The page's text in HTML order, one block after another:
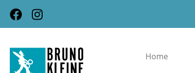
Hauptinhalt springen
Zur Suche springen
Zur Hauptnavigation springen
Home